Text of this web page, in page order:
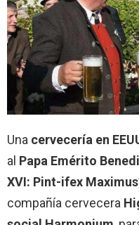
Una cervecería en
al Papa Emérito
XVI: Pint-ifex
compañía cervecera